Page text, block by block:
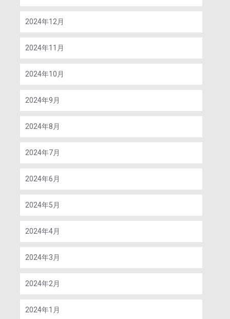
2024年12月
2024年11月
2024年10月
2024年9月
2024年8月
2024年7月
2024年6月
2024年5月
2024年4月
2024年3月
2024年2月
2024年1月